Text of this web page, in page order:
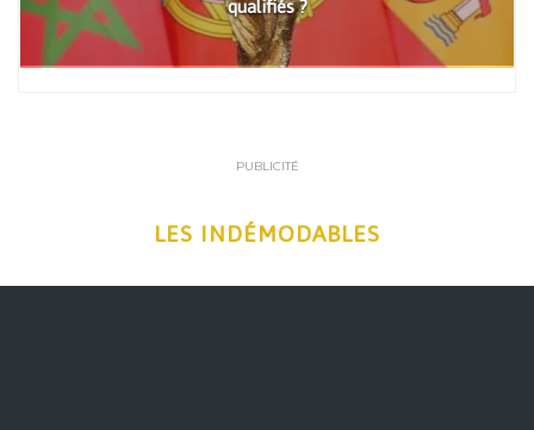
qualifiés ?
PUBLICITÉ
LES INDÉMODABLES